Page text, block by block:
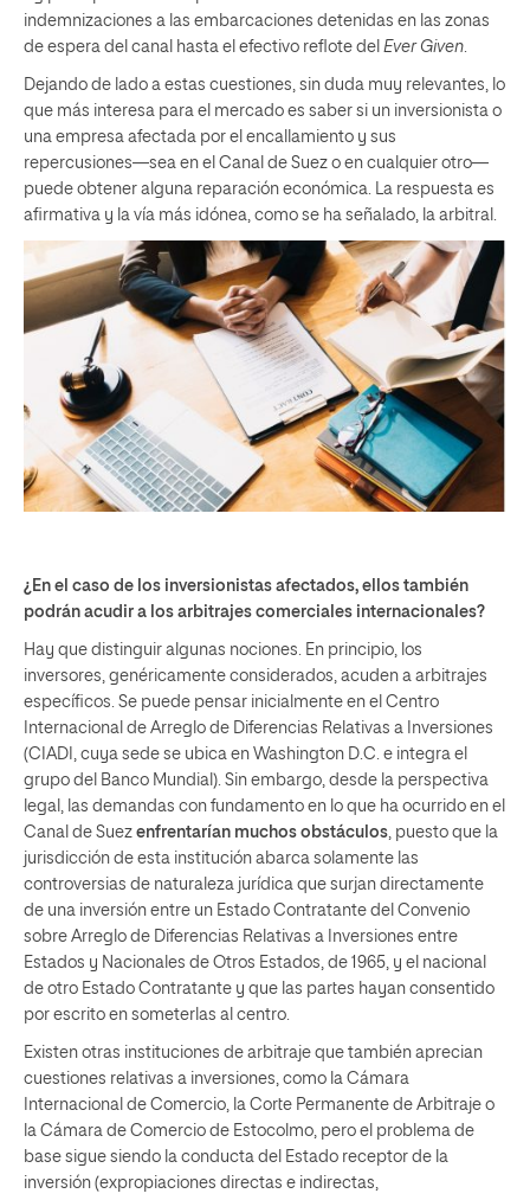
indemnizaciones a las embarcaciones detenidas en las zonas
de espera del canal hasta el efectivo reflote del Ever Given.
Dejando de lado a estas cuestiones, sin duda muy relevantes, lo
que más interesa para el mercado es saber si un inversionista o
una empresa afectada por el encallamiento y sus
repercusiones—sea en el Canal de Suez o en cualquier otro—
puede obtener alguna reparación económica. La respuesta es
afirmativa y la vía más idónea, como se ha señalado, la arbitral.
¿En el caso de los inversionistas afectados, ellos también
podrán acudir a los arbitrajes comerciales internacionales?
Hay que distinguir algunas nociones. En principio, los
inversores, genéricamente considerados, acuden a arbitrajes
específicos. Se puede pensar inicialmente en el Centro
Internacional de Arreglo de Diferencias Relativas a Inversiones
(CIADI, cuya sede se ubica en Washington D.C. e integra el
grupo del Banco Mundial). Sin embargo, desde la perspectiva
legal, las demandas con fundamento en lo que ha ocurrido en el
Canal de Suez enfrentarían muchos obstáculos, puesto que la
jurisdicción de esta institución abarca solamente las
controversias de naturaleza jurídica que surjan directamente
de una inversión entre un Estado Contratante del Convenio
sobre Arreglo de Diferencias Relativas a Inversiones entre
Estados y Nacionales de Otros Estados, de 1965, y el nacional
de otro Estado Contratante y que las partes hayan consentido
por escrito en someterlas al centro.
Existen otras instituciones de arbitraje que también aprecian
cuestiones relativas a inversiones, como la Cámara
Internacional de Comercio, la Corte Permanente de Arbitraje o
la Cámara de Comercio de Estocolmo, pero el problema de
base sigue siendo la conducta del Estado receptor de la
inversión (expropiaciones directas e indirectas,